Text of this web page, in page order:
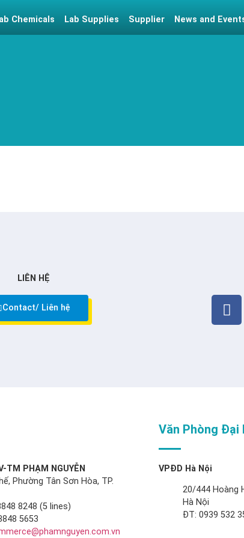
Chemicals Lab Supplies Supplier News and
LIÊN HỆ
Contact/ Liên hệ
TM PHẠM NGUYỄN
Phường Tân Sơn Hòa, TP.
8248 (5 lines)
5653
Văn Phòng Đại
VPĐD Hà Nội
20/444 Hoàng
Hà Nội
ĐT: 0939 532